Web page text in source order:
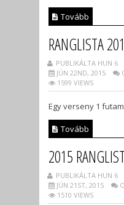
Tovább
RANGLISTA
PUBLIKÁLTA HUN 6
JÚN 22ND, 2015
1599 VIEWS
Egy verseny 1
Tovább
2015
PUBLIKÁLTA HUN 6
JÚN 21ST, 2015
1510 VIEWS